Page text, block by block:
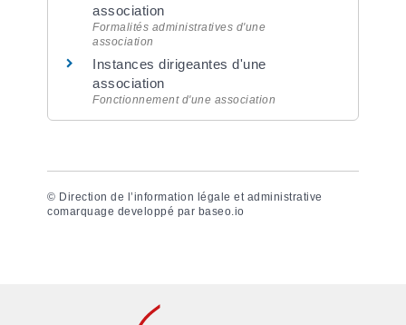
association
Formalités administratives d'une
association
Instances dirigeantes d'une
association
Fonctionnement d'une association
© Direction de l’information légale et administrative
comarquage developpé par baseo.io